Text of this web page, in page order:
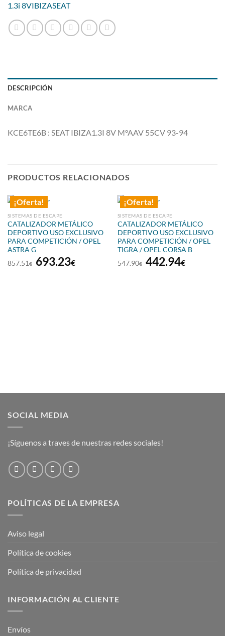
1.3i 8VIBIZASEAT
DESCRIPCIÓN
MARCA
KCE6TE6B : SEAT IBIZA1.3I 8V MºAAV 55CV 93-94
PRODUCTOS RELACIONADOS
¡Oferta!
SISTEMAS DE ESCAPE
CATALIZADOR METÁLICO
DEPORTIVO USO EXCLUSIVO
PARA COMPETICIÓN / OPEL
ASTRA G
857.51€
El
693.23€El
¡Oferta!
SISTEMAS DE ESCAPE
CATALIZADOR METÁLICO
DEPORTIVO USO EXCLUSIVO
PARA COMPETICIÓN / OPEL
TIGRA / OPEL CORSA B
547.90€
El
442.94€El
SOCIAL MEDIA
¡Síguenos a traves de nuestras redes sociales!
POLÍTICAS DE LA EMPRESA
Aviso legal
Política de cookies
Política de privacidad
INFORMACIÓN AL CLIENTE
Envíos